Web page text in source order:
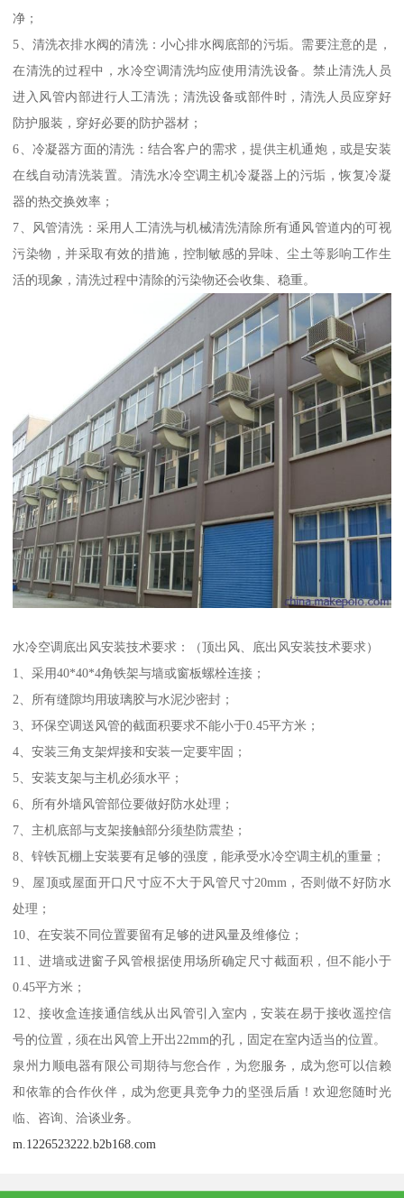
净；
5、清洗衣排水阀的清洗：小心排水阀底部的污垢。需要注意的是，
在清洗的过程中，水冷空调清洗均应使用清洗设备。禁止清洗人员
进入风管内部进行人工清洗；清洗设备或部件时，清洗人员应穿好
防护服装，穿好必要的防护器材；
6、冷凝器方面的清洗：结合客户的需求，提供主机通炮，或是安装
在线自动清洗装置。清洗水冷空调主机冷凝器上的污垢，恢复冷凝
器的热交换效率；
7、风管清洗：采用人工清洗与机械清洗清除所有通风管道内的可视
污染物，并采取有效的措施，控制敏感的异味、尘土等影响工作生
活的现象，清洗过程中清除的污染物还会收集、稳重。
水冷空调底出风安装技术要求：（顶出风、底出风安装技术要求）
1、采用40*40*4角铁架与墙或窗板螺栓连接；
2、所有缝隙均用玻璃胶与水泥沙密封；
3、环保空调送风管的截面积要求不能小于0.45平方米；
4、安装三角支架焊接和安装一定要牢固；
5、安装支架与主机必须水平；
6、所有外墙风管部位要做好防水处理；
7、主机底部与支架接触部分须垫防震垫；
8、锌铁瓦棚上安装要有足够的强度，能承受水冷空调主机的重量；
9、屋顶或屋面开口尺寸应不大于风管尺寸20mm，否则做不好防水
处理；
10、在安装不同位置要留有足够的进风量及维修位；
11、进墙或进窗子风管根据使用场所确定尺寸截面积，但不能小于
0.45平方米；
12、接收盒连接通信线从出风管引入室内，安装在易于接收遥控信
号的位置，须在出风管上开出22mm的孔，固定在室内适当的位置。
泉州力顺电器有限公司期待与您合作，为您服务，成为您可以信赖
和依靠的合作伙伴，成为您更具竞争力的坚强后盾！欢迎您随时光
临、咨询、洽谈业务。
m.1226523222.b2b168.com